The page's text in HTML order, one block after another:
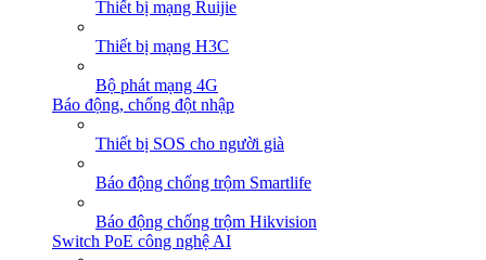
Thiết bị mạng Ruijie
Thiết bị mạng H3C
Bộ phát mạng 4G
Báo động, chống đột nhập
Thiết bị SOS cho người già
Báo động chống trộm Smartlife
Báo động chống trộm Hikvision
Switch PoE công nghệ AI